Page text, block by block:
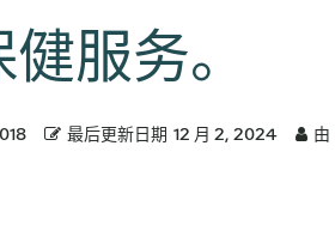
服务。
最后更新日期 12 月 2, 2024 由